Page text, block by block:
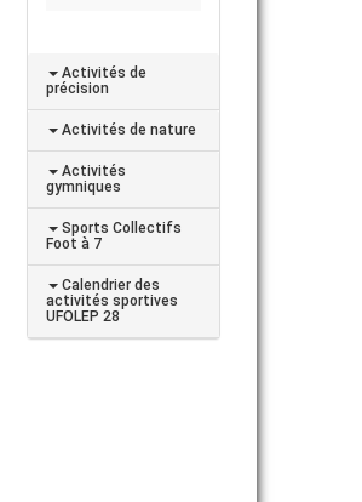
Activités de
précision
Activités de nature
Activités
gymniques
Sports Collectifs
Foot à 7
Calendrier des
activités sportives
UFOLEP 28